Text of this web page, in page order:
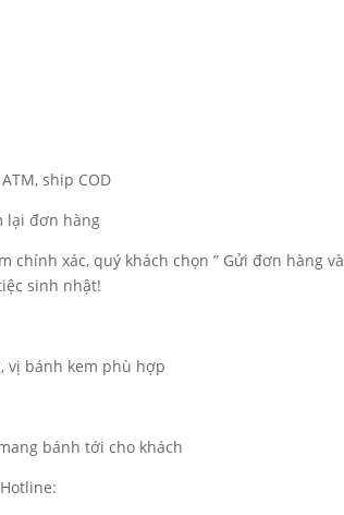
ship COD
lại đơn hàng
chính xác, quý khách chọn ” Gửi đơn hàng và
sinh nhật!
vị bánh kem phù hợp
bánh tới cho khách